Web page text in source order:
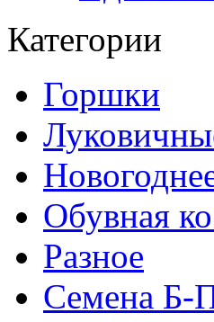
Категории
Горшки
Обувная
Разное
Семена Б-